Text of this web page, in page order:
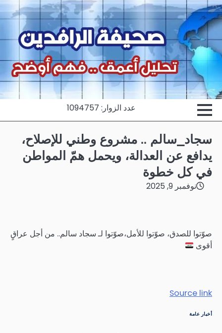
Skip
to
content
عدد الزوار: 1094757
سجاد_سالم .. مشروع وطني للإصلاح،
يدافع عن العدالة، ويحمل همّ المواطن
في كل خطوة
نوفمبر 9, 2025
صوّتوا للصدق، صوّتوا للأمل،صوّتوا لـ سجاد سالم.. من أجل عراقٍ
أقوى
Source link
أخبار عامة